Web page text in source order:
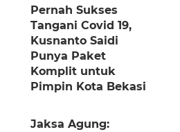
Pernah Sukses
Tangani Covid 19,
Kusnanto Saidi
Punya Paket
Komplit untuk
Pimpin Kota Bekasi
Jaksa Agung: